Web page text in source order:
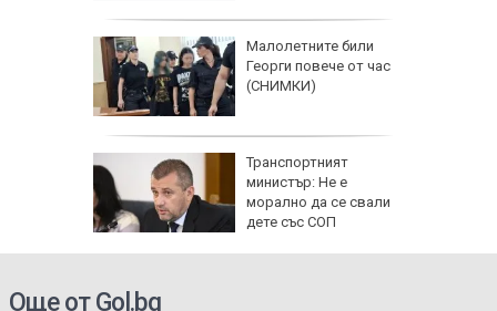
Малолетните били
Георги повече от час
(СНИМКИ)
Транспортният
министър: Не е
морално да се свали
дете със СОП
Още от Gol.bg